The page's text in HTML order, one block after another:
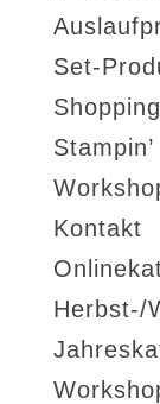
Set-
Kontakt
Herbst-/